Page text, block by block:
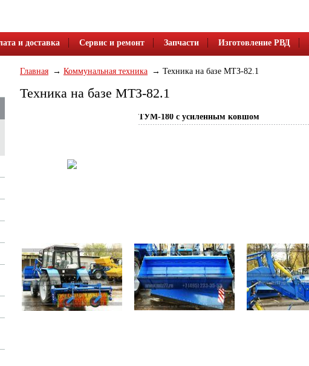
и доставка Сервис и ремонт Запчасти Изготовление РВД
Главная Коммунальная техника Техника на базе МТЗ-82.1
Техника на базе МТЗ-82.1
ТУМ-180 с усиленным ковшом